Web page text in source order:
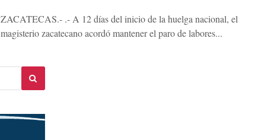
ZACATECAS.- .- A 12 días del inicio de la huelga nacional, el
magisterio zacatecano acordó mantener el paro de labores...